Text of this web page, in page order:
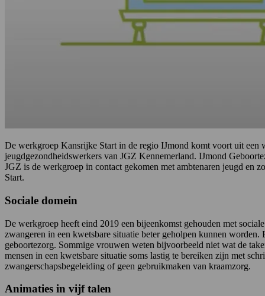
De werkgroep Kansrijke Start in de regio IJmond komt voort uit een
jeugdgezondheidswerkers van JGZ Kennemerland. IJmond
JGZ is de werkgroep in contact gekomen met ambtenaren jeugd en
Start.
Sociale domein
De werkgroep heeft eind 2019 een bijeenkomst gehouden met
zwangeren in een kwetsbare situatie beter geholpen kunnen
geboortezorg. Sommige vrouwen weten bijvoorbeeld niet wat de
mensen in een kwetsbare situatie soms lastig te bereiken zijn met
zwangerschapsbegeleiding of geen gebruikmaken van kraamzorg.
Animaties in vijf talen